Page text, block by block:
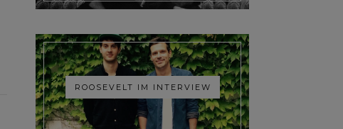
ROOSEVELT IM INTERVIEW